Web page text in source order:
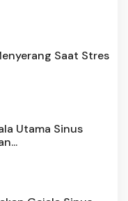
Saat Stres
Utama Sinus